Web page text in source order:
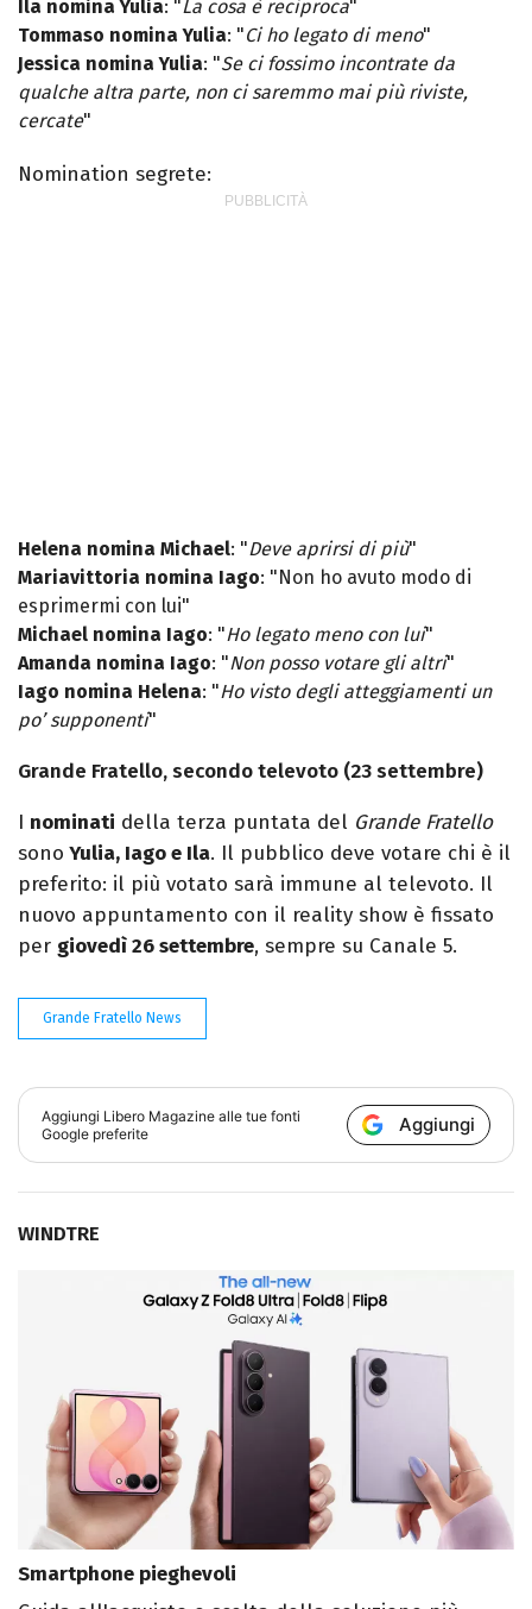
Ila nomina Yulia: "La cosa è reciproca"
Tommaso nomina Yulia: "Ci ho legato di meno"
Jessica nomina Yulia: "Se ci fossimo incontrate da
qualche altra parte, non ci saremmo mai più riviste,
cercate"
Nomination segrete:
Helena nomina Michael: "Deve aprirsi di più"
Mariavittoria nomina Iago: "Non ho avuto modo di
esprimermi con lui"
Michael nomina Iago: "Ho legato meno con lui"
Amanda nomina Iago: "Non posso votare gli altri"
Iago nomina Helena: "Ho visto degli atteggiamenti un
po’ supponenti"
Grande Fratello, secondo televoto (23 settembre)
I nominati della terza puntata del Grande Fratello
sono Yulia, Iago e Ila. Il pubblico deve votare chi è il
preferito: il più votato sarà immune al televoto. Il
nuovo appuntamento con il reality show è fissato
per giovedì 26 settembre, sempre su Canale 5.
Grande Fratello News
Aggiungi Libero Magazine alle tue fonti
Google preferite
Aggiungi
WINDTRE
Smartphone pieghevoli